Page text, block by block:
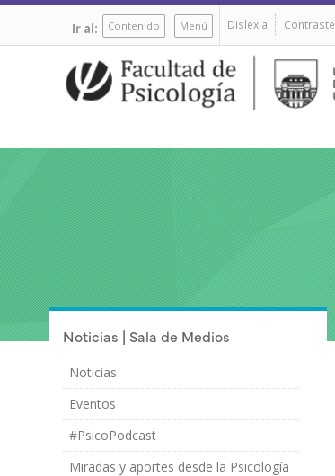
Pasar
contenido
Ir al: Contenido Menú Dislexia Contraste
Noticias | Sala de Medios
Noticias
Eventos
#PsicoPodcast
Miradas y aportes desde la Psicología